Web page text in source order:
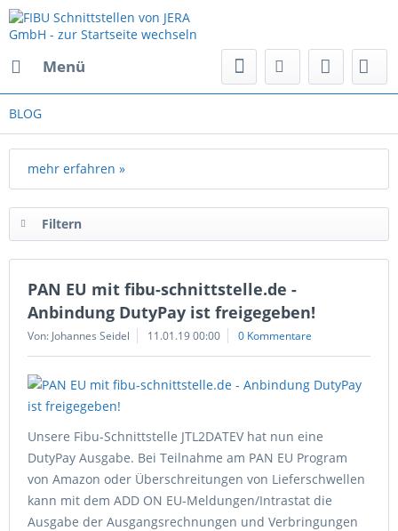
Menü
BLOG
mehr erfahren »
Filtern
PAN EU mit fibu-schnittstelle.de -
Anbindung DutyPay ist freigegeben!
Von: Johannes Seidel 11.01.19 00:00 0 Kommentare
Unsere Fibu-Schnittstelle JTL2DATEV hat nun eine
DutyPay Ausgabe. Bei Teilnahme am PAN EU Program
von Amazon oder Überschreitungen von Lieferschwellen
kann mit dem ADD ON EU-Meldungen/Intrastat die
Ausgabe der Ausgangsrechnungen und Verbringungen